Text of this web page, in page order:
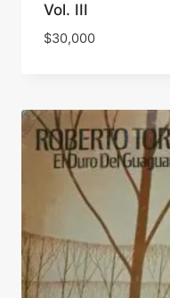
Vol. III
$30,000